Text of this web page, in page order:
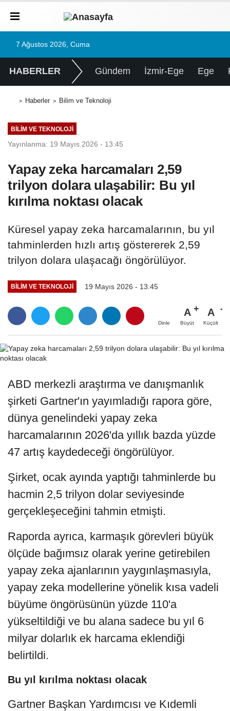
7 Ağustos 2026, Cuma
HABERLER Gündem İzmir-Ege Ege
Haberler Bilim ve Teknoloji
BILIM VE TEKNOLOJI
Yayınlanma: 19 Mayıs 2026 - 13:45
Yapay zeka harcamaları 2,59
trilyon dolara ulaşabilir: Bu yıl
kırılma noktası olacak
Küresel yapay zeka harcamalarının, bu yıl
tahminlerden hızlı artış göstererek 2,59
trilyon dolara ulaşacağı öngörülüyor.
BILIM VE TEKNOLOJI 19 Mayıs 2026 - 13:45
Dinle
A
Büyüt
A
Küçült
ABD merkezli araştırma ve danışmanlık
şirketi Gartner'ın yayımladığı rapora göre,
dünya genelindeki yapay zeka
harcamalarının 2026'da yıllık bazda yüzde
47 artış kaydedeceği öngörülüyor.
Şirket, ocak ayında yaptığı tahminlerde bu
hacmin 2,5 trilyon dolar seviyesinde
gerçekleşeceğini tahmin etmişti.
Raporda ayrıca, karmaşık görevleri büyük
ölçüde bağımsız olarak yerine getirebilen
yapay zeka ajanlarının yaygınlaşmasıyla,
yapay zeka modellerine yönelik kısa vadeli
büyüme öngörüsünün yüzde 110'a
yükseltildiği ve bu alana sadece bu yıl 6
milyar dolarlık ek harcama eklendiği
belirtildi.
Bu yıl kırılma noktası olacak
Gartner Başkan Yardımcısı ve Kıdemli